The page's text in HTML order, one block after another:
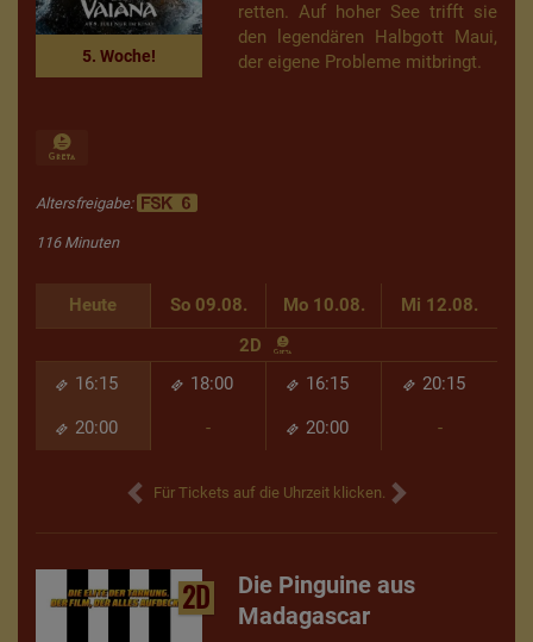
5. Woche!
retten. Auf hoher See trifft sie
den legendären Halbgott Maui,
der eigene Probleme mitbringt.
Altersfreigabe:
116 Minuten
Heute So 09.08. Mo 10.08. Mi 12.08.
16:15 18:00 16:15 20:15
20:00 - 20:00 -
2D
Für Tickets auf die Uhrzeit klicken.
2D
Die Pinguine aus
Madagascar